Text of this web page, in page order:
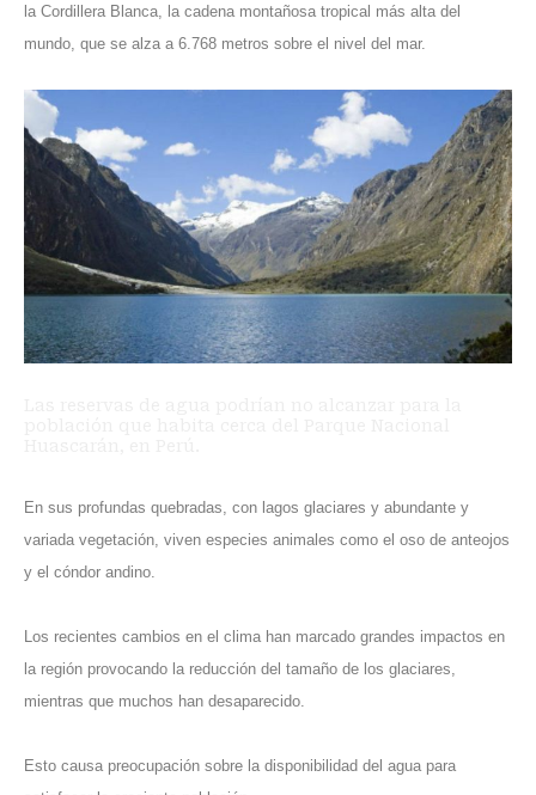
la Cordillera Blanca, la cadena montañosa tropical más alta del
mundo, que se alza a 6.768 metros sobre el nivel del mar.
En sus profundas quebradas, con lagos glaciares y abundante y
variada vegetación, viven especies animales como el oso de anteojos
y el cóndor andino.
Los recientes cambios en el clima han marcado grandes impactos en
la región provocando la reducción del tamaño de los glaciares,
mientras que muchos han desaparecido.
Esto causa preocupación sobre la disponibilidad del agua para